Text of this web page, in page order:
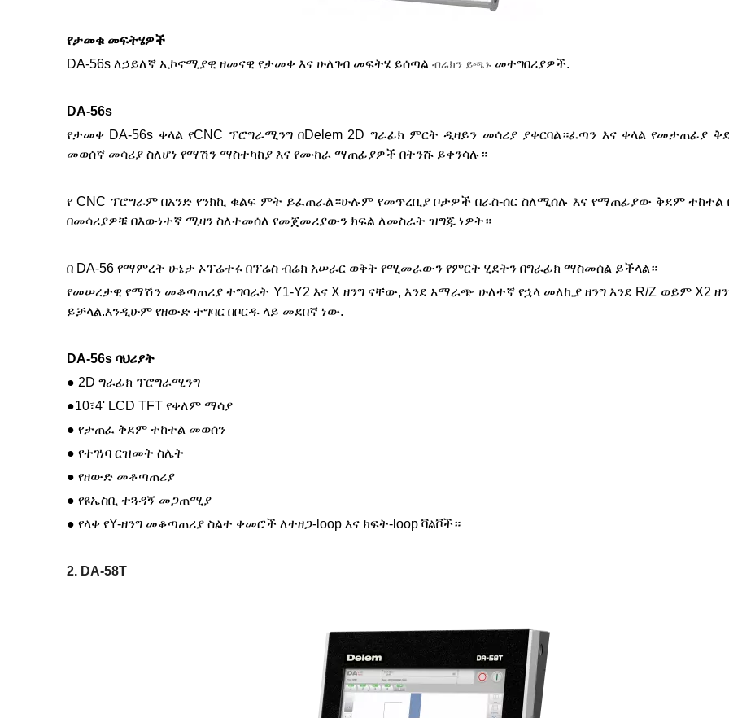
የታመቁ መፍትሄዎች
DA-56s ለኃይለኛ ኢኮኖሚያዊ ዘመናዊ የታመቀ እና ሁለገብ መፍትሄ ይሰጣል ብሬክን ይጫኑ መተግበሪያዎች.
DA-56s
የታመቀ DA-56s ቀላል የCNC ፕሮግራሚንግ በDelem 2D ግራፊክ ምርት ዲዛይን መሳሪያ ያቀርባል።ፈጣን እና ቀላል የመታጠፊያ
መወሰኛ መሳሪያ ስለሆነ የማሽን ማስተካከያ እና የሙከራ ማጠፊያዎች በትንሹ ይቀንሳሉ።
የ CNC ፕሮግራም በአንድ የንክኪ ቁልፍ ምት ይፈጠራል።ሁሉም የመጥረቢያ ቦታዎች በራስ-ሰር ስለሚሰሉ እና የማጠፊያው ቅደም ተከተል
በመሳሪያዎቹ በእውነተኛ ሚዛን ስለተመሰለ የመጀመሪያውን ክፍል ለመስራት ዝግጁ ነዎት።
በ DA-56 የማምረት ሁኔታ ኦፕሬተሩ በፕሬስ ብሬክ አሠራር ወቅት የሚመራውን የምርት ሂደትን በግራፊክ ማስመሰል ይችላል።
የመሠረታዊ የማሽን መቆጣጠሪያ ተግባራት Y1-Y2 እና X ዘንግ ናቸው, እንደ አማራጭ ሁለተኛ የኋላ መለኪያ ዘንግ እንደ R/Z ወይም X2
ይቻላል.እንዲሁም የዘውድ ተግባር በቦርዱ ላይ መደበኛ ነው.
DA-56s ባህሪያት
● 2D ግራፊክ ፕሮግራሚንግ
●10፣4' LCD TFT የቀለም ማሳያ
● የታጠፈ ቅደም ተከተል መወሰን
● የተገነባ ርዝመት ስሌት
● የዘውድ መቆጣጠሪያ
● የዩኤስቢ ተጓዳኝ መጋጠሚያ
● የላቀ የY-ዘንግ መቆጣጠሪያ ስልተ ቀመሮች ለተዘጋ-loop እና ክፍት-loop ቫልቮች።
2. DA-58T